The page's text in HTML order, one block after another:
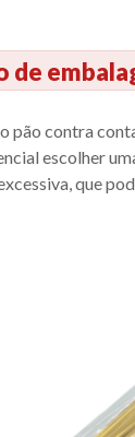
de
pão contra
escolher
que